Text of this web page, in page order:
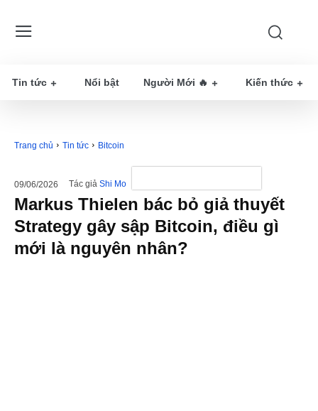
Tin tức Nổi bật Người Mới 🔥 Kiến thức
Trang chủ Tin tức Bitcoin
09/06/2026 Tác giả Shi Mo
Markus Thielen bác bỏ giả thuyết
Strategy gây sập Bitcoin, điều gì
mới là nguyên nhân?